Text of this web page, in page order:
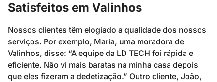
Satisfeitos em Valinhos
Nossos clientes têm elogiado a qualidade dos nossos
serviços. Por exemplo, Maria, uma moradora de
Valinhos, disse: “A equipe da LD TECH foi rápida e
eficiente. Não vi mais baratas na minha casa depois
que eles fizeram a dedetização.” Outro cliente, João,